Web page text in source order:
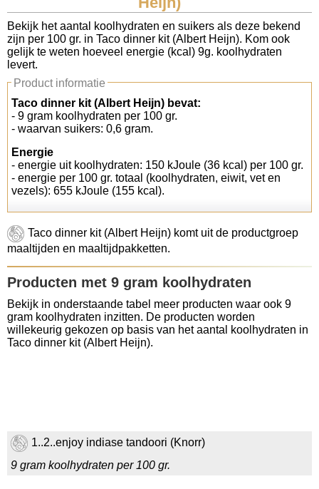
Koolhydraten tellen
Links
Bekijk het aantal koolhydraten en suikers als deze bekend
zijn per 100 gr. in Taco dinner kit (Albert Heijn). Kom ook
gelijk te weten hoeveel energie (kcal) 9g. koolhydraten
levert.
Product informatie
Taco dinner kit (Albert Heijn) bevat:
- 9 gram koolhydraten per 100 gr.
- waarvan suikers: 0,6 gram.
Energie
- energie uit koolhydraten: 150 kJoule (36 kcal) per 100 gr.
- energie per 100 gr. totaal (koolhydraten, eiwit, vet en
vezels): 655 kJoule (155 kcal).
Taco dinner kit (Albert Heijn) komt uit de productgroep
maaltijden en maaltijdpakketten.
Producten met 9 gram koolhydraten
Bekijk in onderstaande tabel meer producten waar ook 9
gram koolhydraten inzitten. De producten worden
willekeurig gekozen op basis van het aantal koolhydraten in
Taco dinner kit (Albert Heijn).
1..2..enjoy indiase tandoori (Knorr)
9 gram koolhydraten per 100 gr.